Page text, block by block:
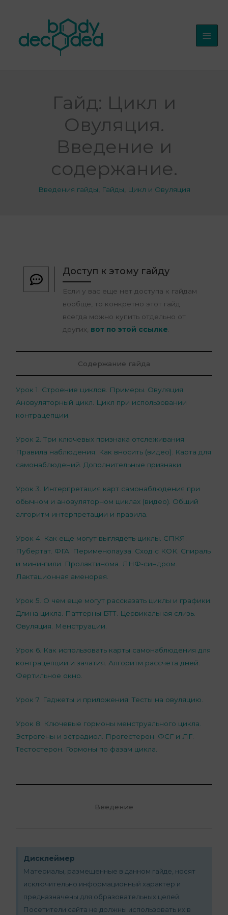
содержимому
Гайд: Цикл и
Овуляция.
Введение и
содержание.
Введения гайды Гайды Цикл и Овуляция
Доступ к этому гайду
Если у вас еще нет доступа к гайдам
вообще, то конкретно этот гайд
всегда можно купить отдельно от
других, вот по этой ссылке.
Содержание гайда
Урок 1. Строение циклов. Примеры. Овуляция.
Ановуляторный цикл. Цикл при использовании
контрацепции.
Урок 2. Три ключевых признака отслеживания.
Правила наблюдения. Как вносить (видео). Карта для
самонаблюдений. Дополнительные признаки.
Урок 3. Интерпретация карт самонаблюдения при
обычном и ановуляторном циклах (видео). Общий
алгоритм интерпретации и правила.
Урок 4. Как еще могут выглядеть циклы. СПКЯ.
Пубертат. ФГА. Перименопауза. Сход с КОК. Спираль
и мини-пили. Пролактинома. ЛНФ-синдром.
Лактационная аменорея.
Урок 5. О чем еще могут рассказать циклы и графики.
Длина цикла. Паттерны БТТ. Цервикальная слизь.
Овуляция. Менструации.
Урок 6. Как использовать карты самонаблюдения для
контрацепции и зачатия. Алгоритм рассчета дней.
Фертильное окно.
Урок 7. Гаджеты и приложения. Тесты на овуляцию.
Урок 8. Ключевые гормоны менструального цикла.
Эстрогены и эстрадиол. Прогестерон. ФСГ и ЛГ.
Тестостерон. Гормоны по фазам цикла.
Введение
Дисклеймер
Материалы, размещенные в данном гайде, носят
исключительно информационный характер и
предназначены для образовательных целей.
Посетители сайта не должны использовать их в